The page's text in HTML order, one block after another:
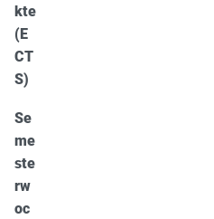
kte
(E
CT
S)
Se
me
ste
rw
oc